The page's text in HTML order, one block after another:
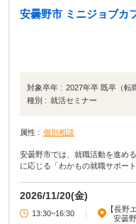
安曇野市 ミニジョブカ
対象卒年 : 2027年卒 既卒（転
種別 : 就活セミナー
属性 : 個別相談
安曇野市では、就職活動を進め
に応じる「わかもの就職サポー
2026/11/20(金)
13:30~16:30 |
【長野
安曇